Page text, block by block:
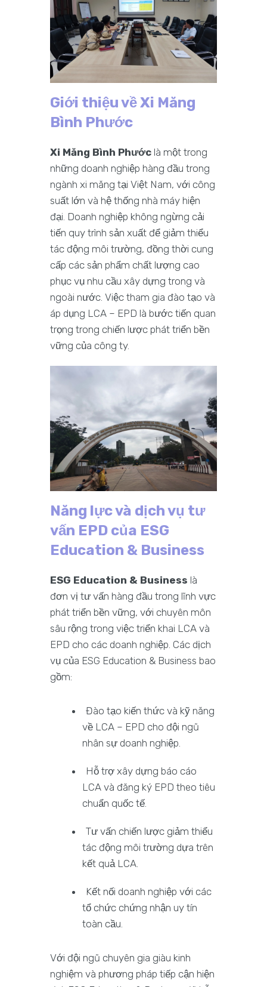
Giới thiệu về Xi Măng
Bình Phước
Xi Măng Bình Phước là một trong
những doanh nghiệp hàng đầu trong
ngành xi măng tại Việt Nam, với công
suất lớn và hệ thống nhà máy hiện
đại. Doanh nghiệp không ngừng cải
tiến quy trình sản xuất để giảm thiểu
tác động môi trường, đồng thời cung
cấp các sản phẩm chất lượng cao
phục vụ nhu cầu xây dựng trong và
ngoài nước. Việc tham gia đào tạo và
áp dụng LCA – EPD là bước tiến quan
trọng trong chiến lược phát triển bền
vững của công ty.
Năng lực và dịch vụ tư
vấn EPD của ESG
Education & Business
ESG Education & Business là
đơn vị tư vấn hàng đầu trong lĩnh vực
phát triển bền vững, với chuyên môn
sâu rộng trong việc triển khai LCA và
EPD cho các doanh nghiệp. Các dịch
vụ của ESG Education & Business bao
gồm:
Đào tạo kiến thức và kỹ năng
về LCA – EPD cho đội ngũ
nhân sự doanh nghiệp.
Hỗ trợ xây dựng báo cáo
LCA và đăng ký EPD theo tiêu
chuẩn quốc tế.
Tư vấn chiến lược giảm thiểu
tác động môi trường dựa trên
kết quả LCA.
Kết nối doanh nghiệp với các
tổ chức chứng nhận uy tín
toàn cầu.
Với đội ngũ chuyên gia giàu kinh
nghiệm và phương pháp tiếp cận hiện